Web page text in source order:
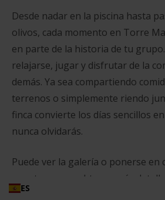
Desde nadar en la piscina hasta
olivos, cada momento en Torre
en parte de la historia de tu
relajarse, jugar y disfrutar de la
demás. Ya sea compartiendo
terrenos o simplemente riendo
finca convierte los días sencillos
nunca olvidarás.
Puede ver la galería o ponerse en
nosotros para obtener más detalles.
ES